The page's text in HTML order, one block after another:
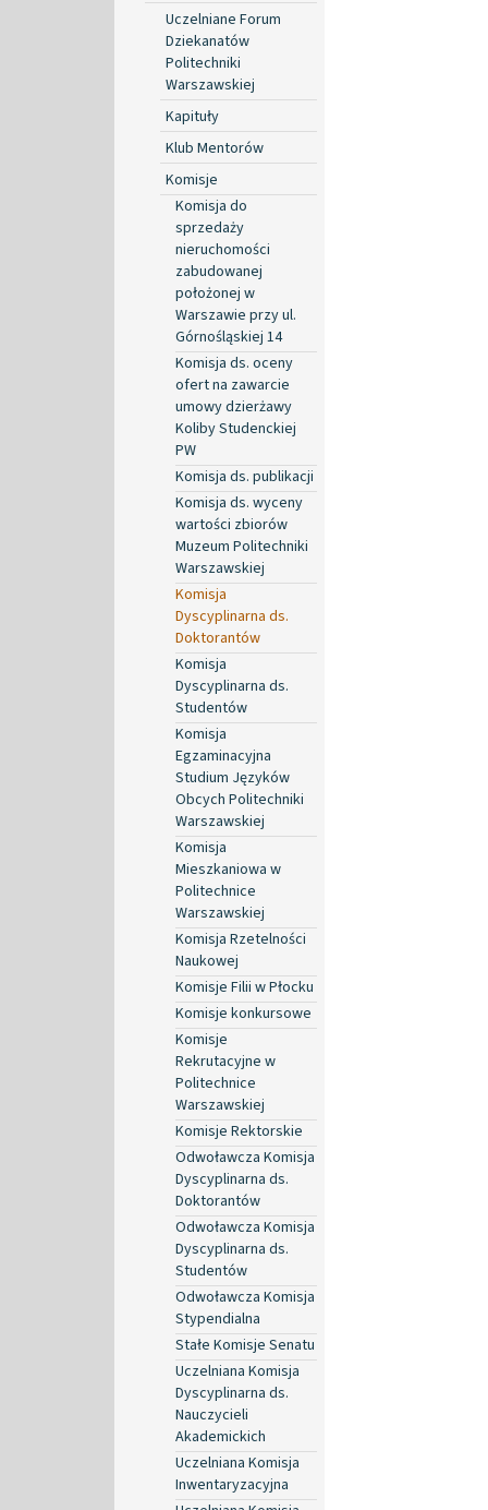
Uczelniane Forum
Dziekanatów
Politechniki
Warszawskiej
Kapituły
Klub Mentorów
Komisje
Komisja do
sprzedaży
nieruchomości
zabudowanej
położonej w
Warszawie przy ul.
Górnośląskiej 14
Komisja ds. oceny
ofert na zawarcie
umowy dzierżawy
Koliby Studenckiej
PW
Komisja ds. publikacji
Komisja ds. wyceny
wartości zbiorów
Muzeum Politechniki
Warszawskiej
Komisja
Dyscyplinarna ds.
Doktorantów
Komisja
Dyscyplinarna ds.
Studentów
Komisja
Egzaminacyjna
Studium Języków
Obcych Politechniki
Warszawskiej
Komisja
Mieszkaniowa w
Politechnice
Warszawskiej
Komisja Rzetelności
Naukowej
Komisje Filii w Płocku
Komisje konkursowe
Komisje
Rekrutacyjne w
Politechnice
Warszawskiej
Komisje Rektorskie
Odwoławcza Komisja
Dyscyplinarna ds.
Doktorantów
Odwoławcza Komisja
Dyscyplinarna ds.
Studentów
Odwoławcza Komisja
Stypendialna
Stałe Komisje Senatu
Uczelniana Komisja
Dyscyplinarna ds.
Nauczycieli
Akademickich
Uczelniana Komisja
Inwentaryzacyjna